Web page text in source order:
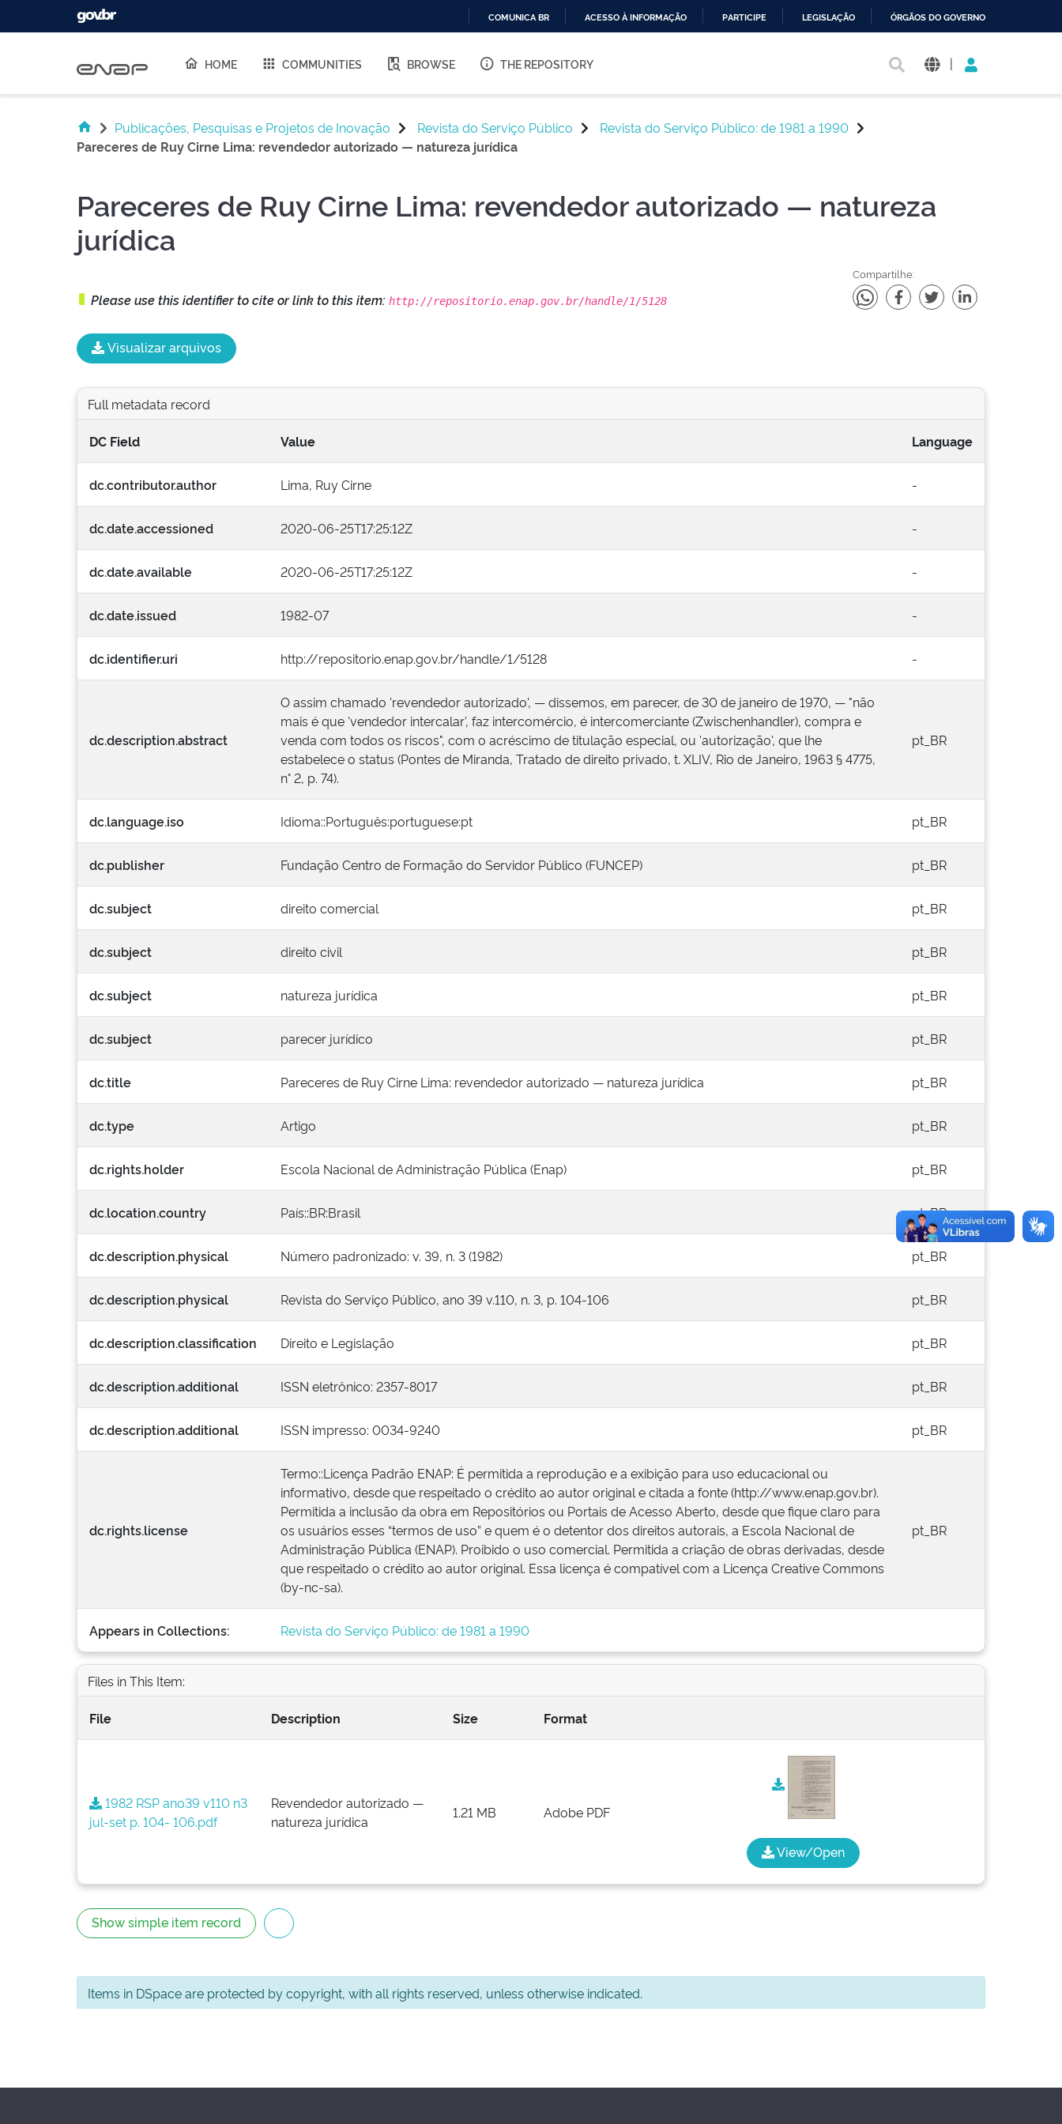
O
COMUNICA BR ACESSO À INFORMAÇÃO PARTICIPE LEGISLAÇÃO ÓRGÃOS DO GOVERNO
HOME COMMUNITIES BROWSE THE REPOSITORY |
Publicações, Pesquisas e Projetos de Inovação Revista do Serviço Público
Revista do Serviço Público: de 1981 a 1990
Pareceres de Ruy Cirne Lima: revendedor autorizado — natureza jurídica
Pareceres de Ruy Cirne Lima: revendedor autorizado — natureza
jurídica
Please use this identifier to cite or link to this item: http://repositorio.enap.gov.br/handle/1/5128
Compartilhe:
Visualizar arquivos
Full metadata record
DC Field Value Language
dc.contributor.author Lima, Ruy Cirne -
dc.date.accessioned 2020-06-25T17:25:12Z -
dc.date.available 2020-06-25T17:25:12Z -
dc.date.issued 1982-07 -
dc.identifier.uri http://repositorio.enap.gov.br/handle/1/5128 -
dc.description.abstract
O assim chamado 'revendedor autorizado', — dissemos, em parecer, de 30 de janeiro de 1970, — "não
mais é que 'vendedor intercalar', faz intercomércio, é intercomerciante (Zwischenhandler), compra e
venda com todos os riscos", com o acréscimo de titulação especial, ou 'autorização', que lhe
estabelece o status (Pontes de Miranda, Tratado de direito privado, t. XLIV, Rio de Janeiro, 1963 § 4775,
n° 2, p. 74).
pt_BR
dc.language.iso Idioma::Português:portuguese:pt pt_BR
dc.publisher Fundação Centro de Formação do Servidor Público (FUNCEP) pt_BR
dc.subject direito comercial pt_BR
dc.subject direito civil pt_BR
dc.subject natureza jurídica pt_BR
dc.subject parecer jurídico pt_BR
dc.title Pareceres de Ruy Cirne Lima: revendedor autorizado — natureza jurídica pt_BR
dc.type Artigo pt_BR
dc.rights.holder Escola Nacional de Administração Pública (Enap) pt_BR
dc.location.country País::BR:Brasil pt_BR
dc.description.physical Número padronizado: v. 39, n. 3 (1982) pt_BR
dc.description.physical Revista do Serviço Público, ano 39 v.110, n. 3, p. 104-106 pt_BR
dc.description.classification Direito e Legislação pt_BR
dc.description.additional ISSN eletrônico: 2357-8017 pt_BR
dc.description.additional ISSN impresso: 0034-9240 pt_BR
dc.rights.license
Termo::Licença Padrão ENAP: É permitida a reprodução e a exibição para uso educacional ou
informativo, desde que respeitado o crédito ao autor original e citada a fonte (http://www.enap.gov.br).
Permitida a inclusão da obra em Repositórios ou Portais de Acesso Aberto, desde que fique claro para
os usuários esses “termos de uso” e quem é o detentor dos direitos autorais, a Escola Nacional de
Administração Pública (ENAP). Proibido o uso comercial. Permitida a criação de obras derivadas, desde
que respeitado o crédito ao autor original. Essa licença é compatível com a Licença Creative Commons
(by-nc-sa).
pt_BR
Appears in Collections: Revista do Serviço Público: de 1981 a 1990
Files in This Item:
File Description Size Format
1982 RSP ano39 v110 n3
jul-set p. 104- 106.pdf
Revendedor autorizado —
natureza jurídica
1.21 MB Adobe PDF
View/Open
Show simple item record
Items in DSpace are protected by copyright, with all rights reserved, unless otherwise indicated.